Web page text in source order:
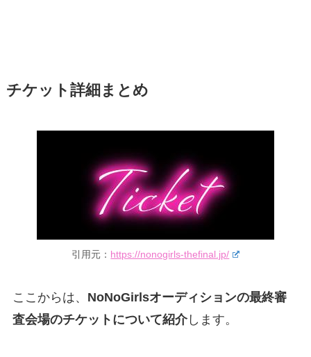
チケット詳細まとめ
引用元： https://nonogirls-thefinal.jp/
ここからは、 NoNoGirlsオーディションの最終審
査会場のチケットについて紹介します。